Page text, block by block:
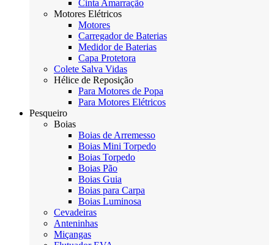
Cinta Amarração
Motores Elétricos
Motores
Carregador de Baterias
Medidor de Baterias
Capa Protetora
Colete Salva Vidas
Hélice de Reposição
Para Motores de Popa
Para Motores Elétricos
Pesqueiro
Boias
Boias de Arremesso
Boias Mini Torpedo
Boias Torpedo
Boias Pão
Boias Guia
Boias para Carpa
Boias Luminosa
Cevadeiras
Anteninhas
Miçangas